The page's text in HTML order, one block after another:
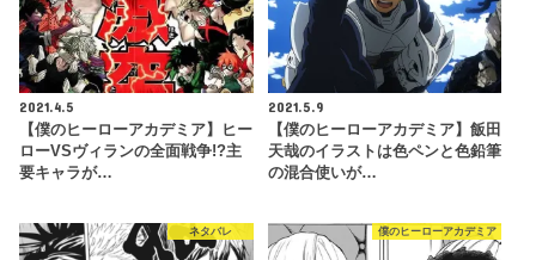
2021.4.5
【僕のヒーローアカデミア】ヒー
ローVSヴィランの全面戦争!?主
要キャラが…
2021.5.9
【僕のヒーローアカデミア】飯田
天哉のイラストは色ペンと色鉛筆
の混合使いが…
ネタバレ 僕のヒーローアカデミア